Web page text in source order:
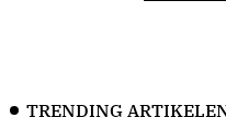
TRENDING